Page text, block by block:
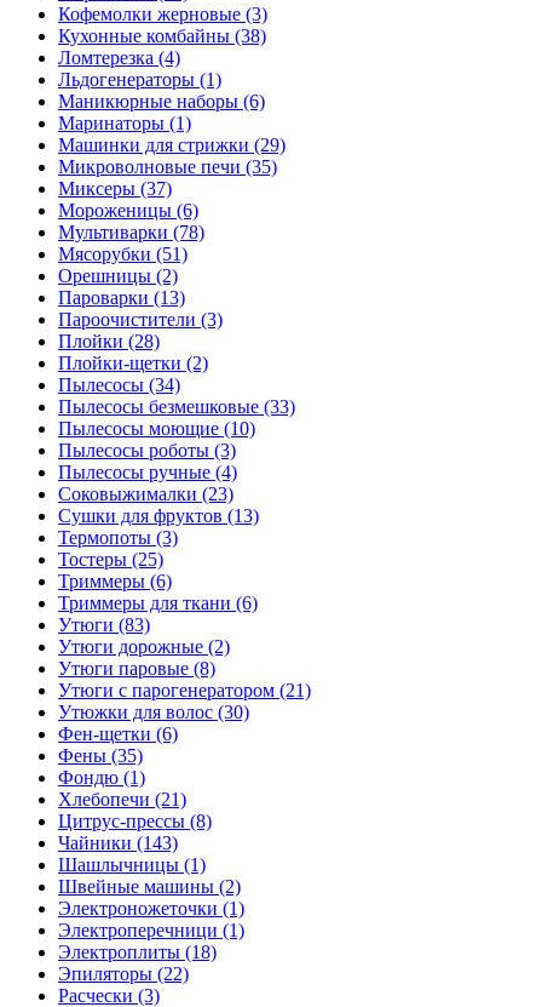
Кофемолки жерновые (3)
Кухонные комбайны (38)
Ломтерезка (4)
Льдогенераторы (1)
Маникюрные наборы (6)
Маринаторы (1)
Машинки для стрижки (29)
Микроволновые печи (35)
Миксеры (37)
Мороженицы (6)
Мультиварки (78)
Мясорубки (51)
Орешницы (2)
Пароварки (13)
Пароочистители (3)
Плойки (28)
Плойки-щетки (2)
Пылесосы (34)
Пылесосы безмешковые (33)
Пылесосы моющие (10)
Пылесосы роботы (3)
Пылесосы ручные (4)
Соковыжималки (23)
Сушки для фруктов (13)
Термопоты (3)
Тостеры (25)
Триммеры (6)
Триммеры для ткани (6)
Утюги (83)
Утюги дорожные (2)
Утюги паровые (8)
Утюги с парогенератором (21)
Утюжки для волос (30)
Фен-щетки (6)
Фены (35)
Фондю (1)
Хлебопечи (21)
Цитрус-прессы (8)
Чайники (143)
Шашлычницы (1)
Швейные машины (2)
Электроножеточки (1)
Электроперечници (1)
Электроплиты (18)
Эпиляторы (22)
Расчески (3)